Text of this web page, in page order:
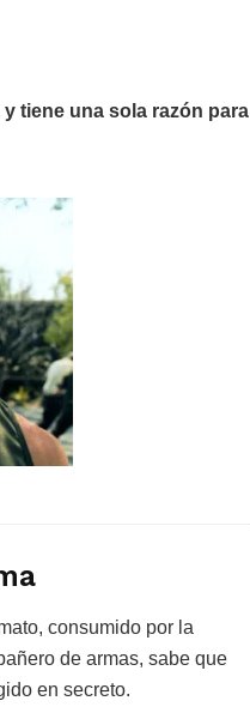
tiene una sola razón para
consumido por la
de armas, sabe que
en secreto.